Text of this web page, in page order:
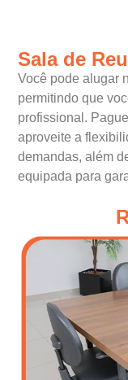
Sala de
Você pode alugar
permitindo que
profissional.
aproveite a
demandas, além
equipada para